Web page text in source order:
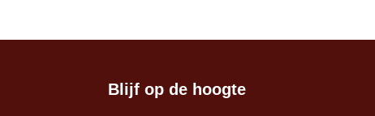
Blijf op de hoogte